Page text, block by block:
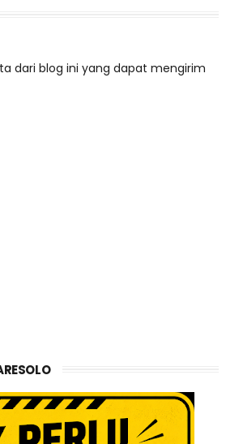
dari blog ini yang dapat mengirim